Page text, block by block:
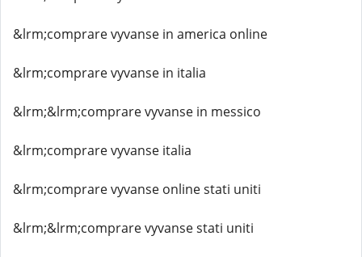
&lrm;comprare vyvanse in america online
&lrm;comprare vyvanse in italia
&lrm;&lrm;comprare vyvanse in messico
&lrm;comprare vyvanse italia
&lrm;comprare vyvanse online stati uniti
&lrm;&lrm;comprare vyvanse stati uniti